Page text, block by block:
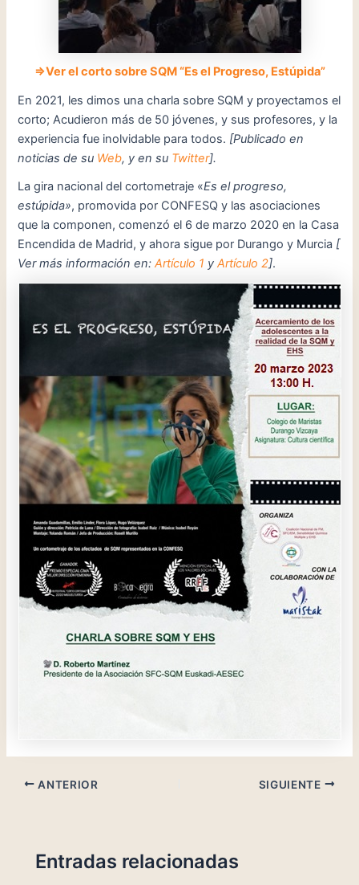
⇒Ver el corto sobre SQM “Es el Progreso, Estúpida”
En 2021, les dimos una charla sobre SQM y proyectamos el
corto; Acudieron más de 50 jóvenes, y sus profesores, y la
experiencia fue inolvidable para todos. [Publicado en
noticias de su Web, y en su Twitter].
La gira nacional del cortometraje «Es el progreso,
estúpida», promovida por CONFESQ y las asociaciones
que la componen,comenzó el 6 de marzo 2020 en la Casa
Encendida de Madrid, y ahora sigue por Durango y Murcia [
Ver más información en:Artículo 1 yArtículo 2].
ANTERIOR SIGUIENTE
Entradas relacionadas